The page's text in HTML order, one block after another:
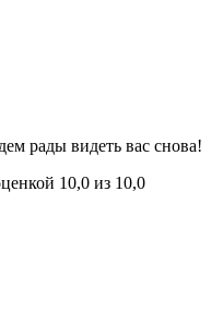
рады видеть вас снова!
10,0 из 10,0